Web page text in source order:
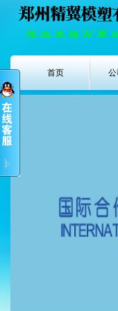
首页